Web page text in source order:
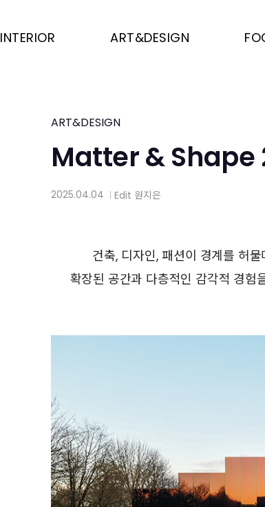
INTERIOR ART&DESIGN
ART&DESIGN
Matter & Shape
2025.04.04 Edit 원지은
건축, 디자인, 패션이 경계를 허
확장된 공간과 다층적인 감각적 경험